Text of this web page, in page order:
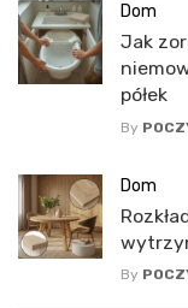
Dom
Jak
półek
By
Dom
By